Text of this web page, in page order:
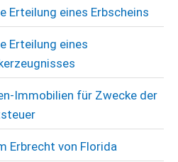
Erteilung eines Erbscheins
Erteilung eines
Immobilien für Zwecke der
Erbrecht von Florida